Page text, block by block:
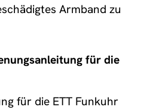
Armband zu
für die
für die ETT Funkuhr